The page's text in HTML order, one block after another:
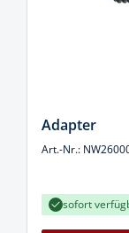
Adapter
Art.-Nr.:
sofort